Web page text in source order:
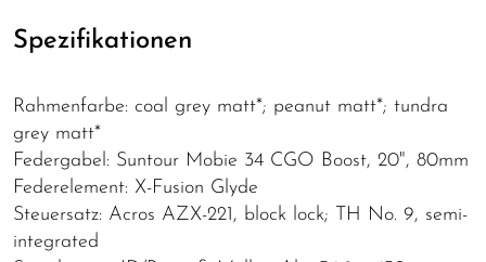
Spezifikationen
Rahmenfarbe: coal grey matt*; peanut matt*; tundra
grey matt*
Federgabel: Suntour Mobie 34 CGO Boost, 20", 80mm
Federelement: X-Fusion Glyde
Steuersatz: Acros AZX-221, block lock; TH No. 9, semi-
integrated